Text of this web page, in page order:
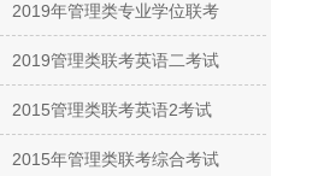
2019年管理类专业学位联考
2019管理类联考英语二考试
2015管理类联考英语2考试
2015年管理类联考综合考试